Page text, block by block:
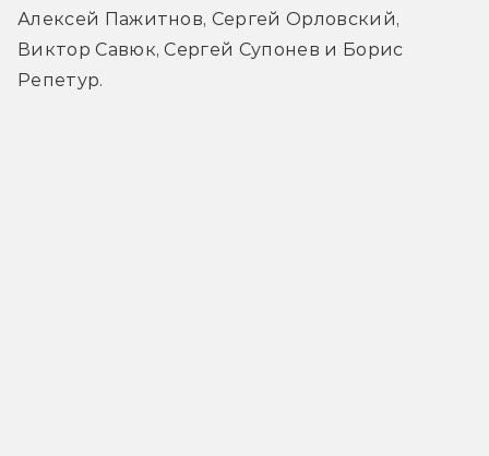
Алексей Пажитнов, Сергей Орловский,
Виктор Савюк, Сергей Супонев и Борис
Репетур.